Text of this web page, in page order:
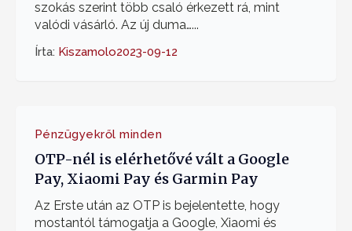
szokás szerint több csaló érkezett rá, mint
valódi vásárló. Az új duma…...
Írta: Kiszamolo2023-09-12
Pénzügyekről minden
OTP-nél is elérhetővé vált a Google
Pay, Xiaomi Pay és Garmin Pay
Az Erste után az OTP is bejelentette, hogy
mostantól támogatja a Google, Xiaomi és